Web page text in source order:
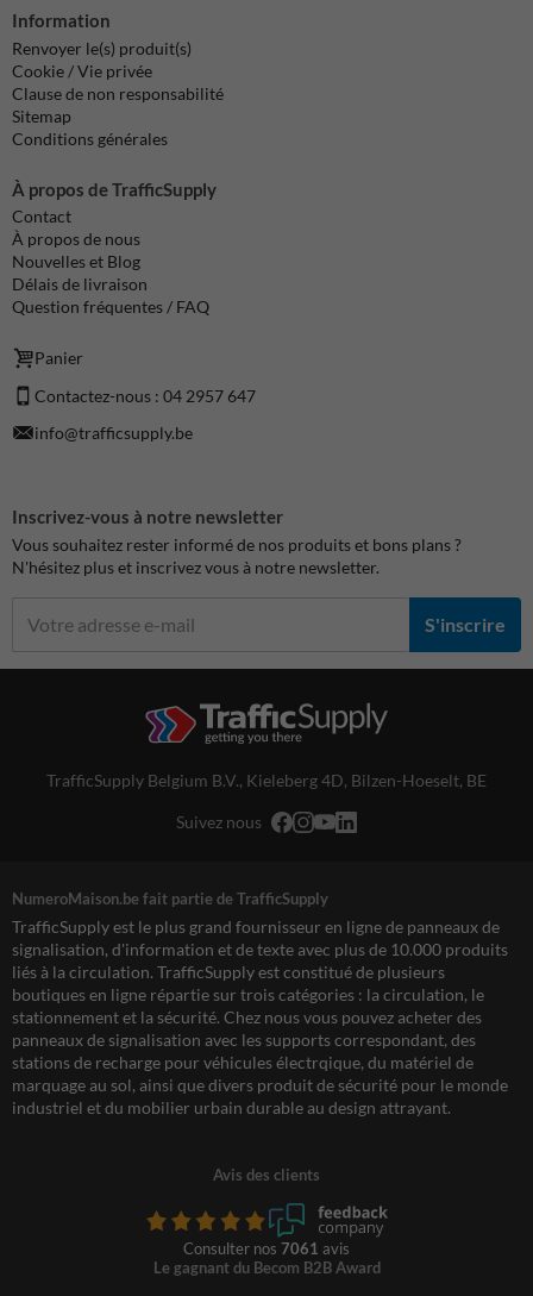
Information
Renvoyer le(s) produit(s)
Cookie / Vie privée
Clause de non responsabilité
Sitemap
Conditions générales
À propos de TrafficSupply
Contact
À propos de nous
Nouvelles et Blog
Délais de livraison
Question fréquentes / FAQ
Panier
Contactez-nous : 04 2957 647
info@trafficsupply.be
Inscrivez-vous à notre newsletter
Vous souhaitez rester informé de nos produits et bons plans ?
N'hésitez plus et inscrivez vous à notre newsletter.
S'inscrire
TrafficSupply Belgium B.V., Kieleberg 4D, Bilzen-Hoeselt, BE
Suivez nous
NumeroMaison.be fait partie de TrafficSupply
TrafficSupply est le plus grand fournisseur en ligne de panneaux de
signalisation, d'information et de texte avec plus de 10.000 produits
liés à la circulation. TrafficSupply est constitué de plusieurs
boutiques en ligne répartie sur trois catégories : la circulation, le
stationnement et la sécurité. Chez nous vous pouvez acheter des
panneaux de signalisation avec les supports correspondant, des
stations de recharge pour véhicules électrqique, du matériel de
marquage au sol, ainsi que divers produit de sécurité pour le monde
industriel et du mobilier urbain durable au design attrayant.
Avis des clients
Consulter nos 7061 avis
Le gagnant du Becom B2B Award